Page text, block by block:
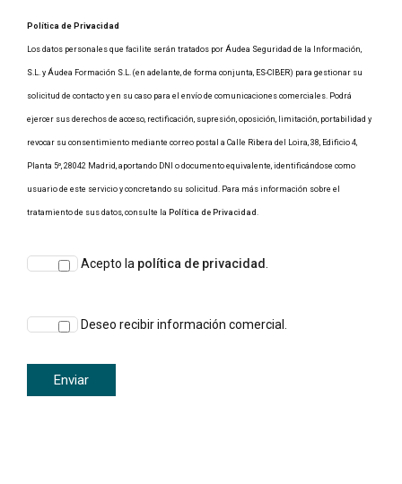
Política de Privacidad
Los datos personales que facilite serán tratados por Áudea Seguridad de la Información,
S.L. y Áudea Formación S.L. (en adelante, de forma conjunta, ES-CIBER) para gestionar su
solicitud de contacto y en su caso para el envío de comunicaciones comerciales. Podrá
ejercer sus derechos de acceso, rectificación, supresión, oposición, limitación, portabilidad y
revocar su consentimiento mediante correo postal a Calle Ribera del Loira, 38, Edificio 4,
Planta 5º, 28042 Madrid, aportando DNI o documento equivalente, identificándose como
usuario de este servicio y concretando su solicitud. Para más información sobre el
tratamiento de sus datos, consulte la Política de Privacidad
Acepto la política de privacidad
Deseo recibir información comercial.